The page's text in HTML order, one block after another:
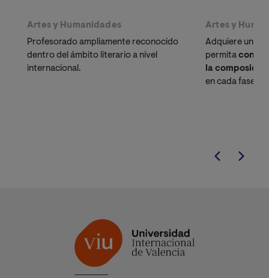
Artes y Humanidades
Profesorado ampliamente reconocido
dentro del ámbito literario a nivel
internacional.
Artes y
Adquiere una
permita
la
en cada fase